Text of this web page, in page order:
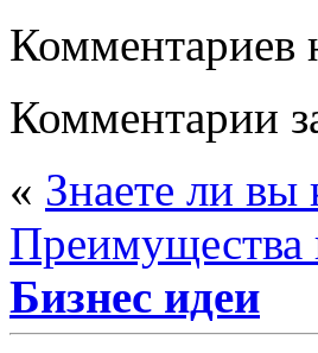
Комментариев
Комментарии
« Знаете ли
Преимущества
Бизнес идеи